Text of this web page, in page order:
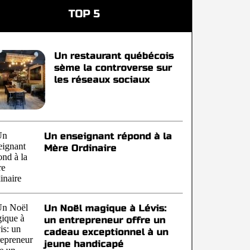
TOP 5
Un restaurant québécois
sème la controverse sur
les réseaux sociaux
Un enseignant répond à la
Mère Ordinaire
Un Noël magique à Lévis:
un entrepreneur offre un
cadeau exceptionnel à un
jeune handicapé